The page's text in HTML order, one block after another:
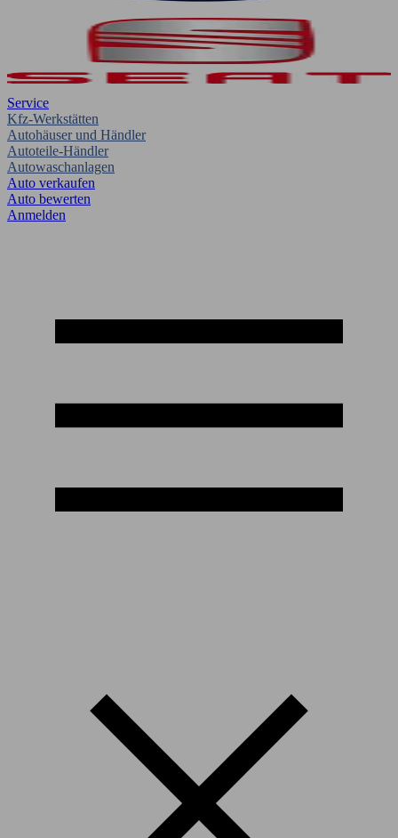
Service
Kfz-Werkstätten
Autohäuser und Händler
Autoteile-Händler
Autowaschanlagen
Auto verkaufen
Auto bewerten
Anmelden